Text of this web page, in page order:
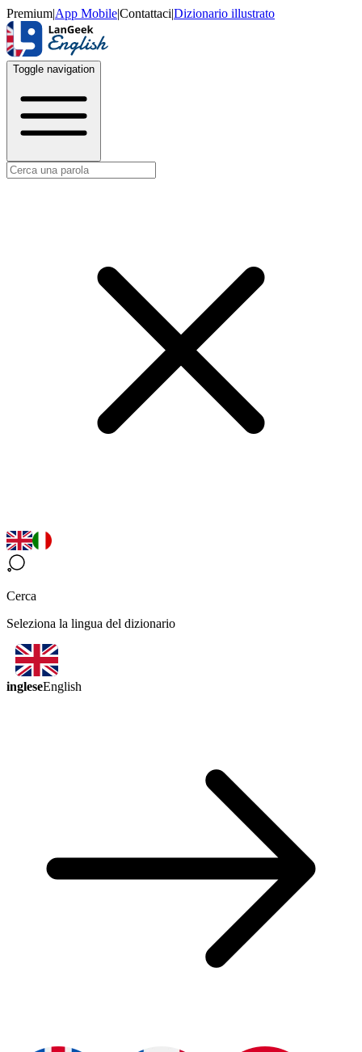
Premium|App Mobile|Contattaci|Dizionario illustrato
Toggle navigation
Cerca
Seleziona la lingua del dizionario
ingleseEnglish